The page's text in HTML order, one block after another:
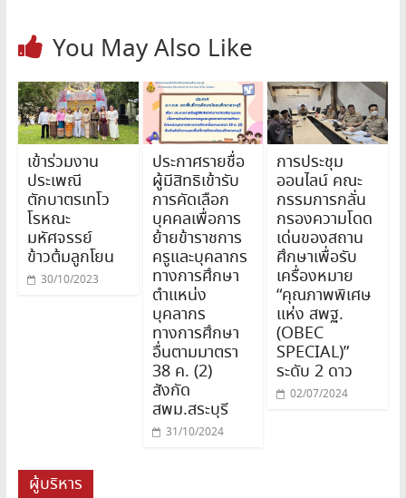
You May Also Like
เข้าร่วมงาน
ประเพณี
ตักบาตรเทโว
โรหณะ
มหัศจรรย์
ข้าวต้มลูกโยน
30/10/2023
ประกาศรายชื่อ
ผู้มีสิทธิเข้ารับ
การคัดเลือก
บุคคลเพื่อการ
ย้ายข้าราชการ
ครูและบุคลากร
ทางการศึกษา
ตำแหน่ง
บุคลากร
ทางการศึกษา
อื่นตามมาตรา
38 ค. (2)
สังกัด
สพม.สระบุรี
31/10/2024
การประชุม
ออนไลน์ คณะ
กรรมการกลั่น
กรองความโดด
เด่นของสถาน
ศึกษาเพื่อรับ
เครื่องหมาย
“คุณภาพพิเศษ
แห่ง สพฐ.
(OBEC
SPECIAL)”
ระดับ 2 ดาว
02/07/2024
ผู้บริหาร